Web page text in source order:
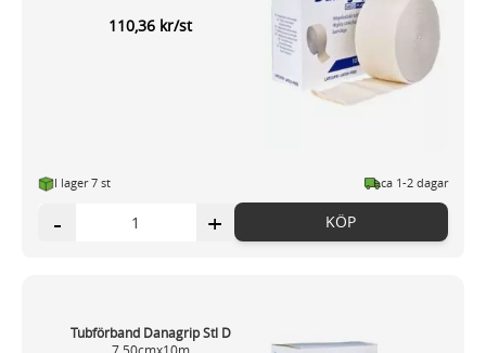
110,36 kr/st
I lager 7 st ca 1-2 dagar
- + KÖP
Tubförband Danagrip Stl D